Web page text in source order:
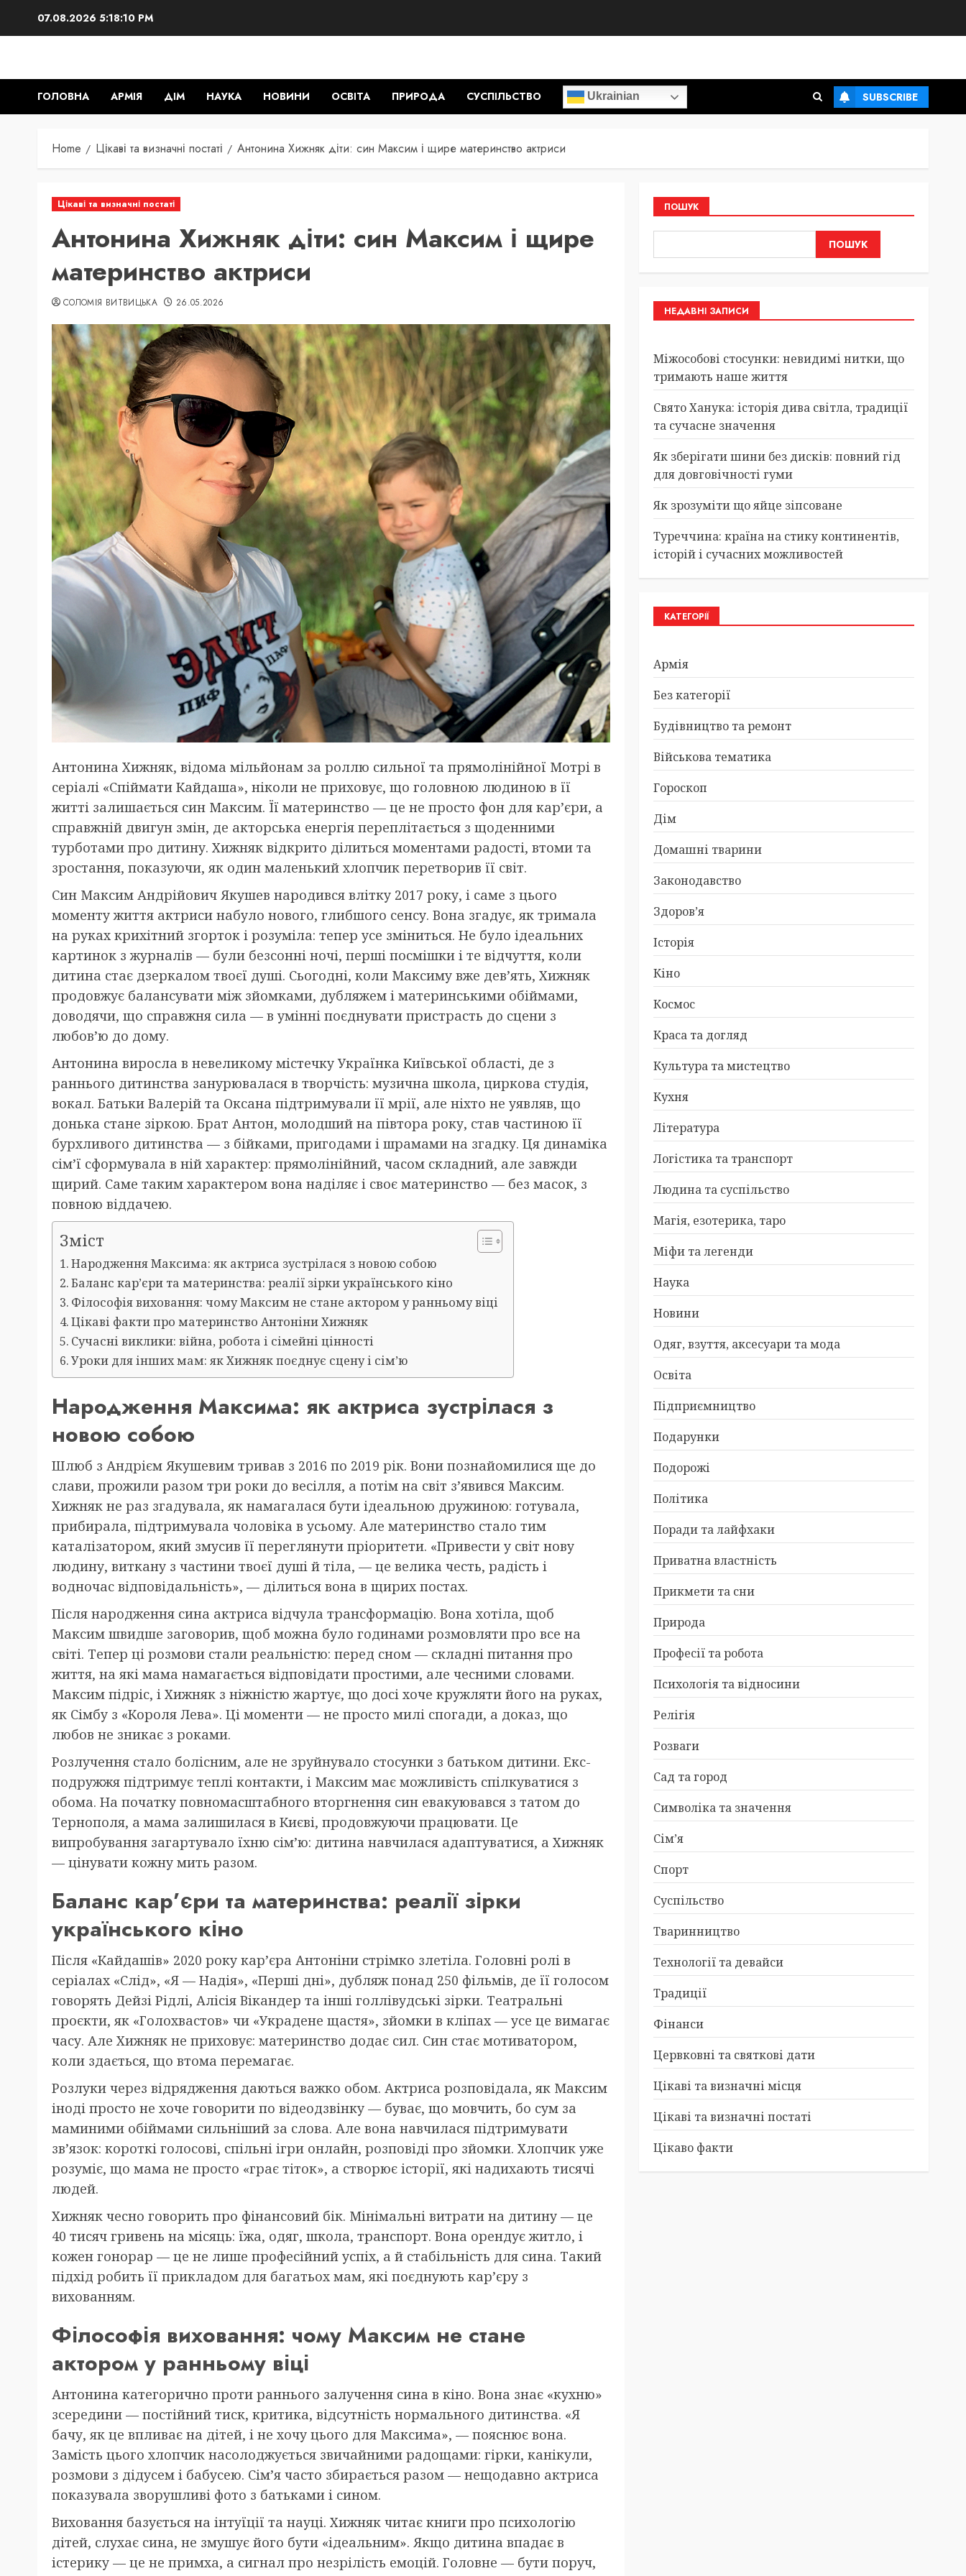
07.08.2026 5:18:11 PM
ГОЛОВНА АРМІЯ ДІМ НАУКА НОВИНИ ОСВІТА ПРИРОДА СУСПІЛЬСТВО Ukrainian SUBSCRIBE
Home Цікаві та визначні постаті Антонина Хижняк діти: син Максим і щире материнство актриси
Цікаві та визначні постаті
Антонина Хижняк діти: син Максим і щире
материнство актриси
СОЛОМІЯ ВИТВИЦЬКА 26.05.2026
Антонина Хижняк, відома мільйонам за роллю сильної та прямолінійної Мотрі в
серіалі «Спіймати Кайдаша», ніколи не приховує, що головною людиною в її
житті залишається син Максим. Її материнство — це не просто фон для кар’єри, а
справжній двигун змін, де акторська енергія переплітається з щоденними
турботами про дитину. Хижняк відкрито ділиться моментами радості, втоми та
зростання, показуючи, як один маленький хлопчик перетворив її світ.
Син Максим Андрійович Якушев народився влітку 2017 року, і саме з цього
моменту життя актриси набуло нового, глибшого сенсу. Вона згадує, як тримала
на руках крихітний згорток і розуміла: тепер усе зміниться. Не було ідеальних
картинок з журналів — були безсонні ночі, перші посмішки і те відчуття, коли
дитина стає дзеркалом твоєї душі. Сьогодні, коли Максиму вже дев’ять, Хижняк
продовжує балансувати між зйомками, дубляжем і материнськими обіймами,
доводячи, що справжня сила — в умінні поєднувати пристрасть до сцени з
любов’ю до дому.
Антонина виросла в невеликому містечку Українка Київської області, де з
раннього дитинства занурювалася в творчість: музична школа, циркова студія,
вокал. Батьки Валерій та Оксана підтримували її мрії, але ніхто не уявляв, що
донька стане зіркою. Брат Антон, молодший на півтора року, став частиною її
бурхливого дитинства — з бійками, пригодами і шрамами на згадку. Ця динаміка
сім’ї сформувала в ній характер: прямолінійний, часом складний, але завжди
щирий. Саме таким характером вона наділяє і своє материнство — без масок, з
повною віддачею.
Зміст
Народження Максима: як актриса зустрілася з новою собою
Баланс кар’єри та материнства: реалії зірки українського кіно
Філософія виховання: чому Максим не стане актором у ранньому віці
Цікаві факти про материнство Антоніни Хижняк
Сучасні виклики: війна, робота і сімейні цінності
Уроки для інших мам: як Хижняк поєднує сцену і сім’ю
Народження Максима: як актриса зустрілася з
новою собою
Шлюб з Андрієм Якушевим тривав з 2016 по 2019 рік. Вони познайомилися ще до
слави, прожили разом три роки до весілля, а потім на світ з’явився Максим.
Хижняк не раз згадувала, як намагалася бути ідеальною дружиною: готувала,
прибирала, підтримувала чоловіка в усьому. Але материнство стало тим
каталізатором, який змусив її переглянути пріоритети. «Привести у світ нову
людину, виткану з частини твоєї душі й тіла, — це велика честь, радість і
водночас відповідальність», — ділиться вона в щирих постах.
Після народження сина актриса відчула трансформацію. Вона хотіла, щоб
Максим швидше заговорив, щоб можна було годинами розмовляти про все на
світі. Тепер ці розмови стали реальністю: перед сном — складні питання про
життя, на які мама намагається відповідати простими, але чесними словами.
Максим підріс, і Хижняк з ніжністю жартує, що досі хоче кружляти його на руках,
як Сімбу з «Короля Лева». Ці моменти — не просто милі спогади, а доказ, що
любов не зникає з роками.
Розлучення стало болісним, але не зруйнувало стосунки з батьком дитини. Екс-
подружжя підтримує теплі контакти, і Максим має можливість спілкуватися з
обома. На початку повномасштабного вторгнення син евакуювався з татом до
Тернополя, а мама залишилася в Києві, продовжуючи працювати. Це
випробування загартувало їхню сім’ю: дитина навчилася адаптуватися, а Хижняк
— цінувати кожну мить разом.
Баланс кар’єри та материнства: реалії зірки
українського кіно
Після «Кайдашів» 2020 року кар’єра Антоніни стрімко злетіла. Головні ролі в
серіалах «Слід», «Я — Надія», «Перші дні», дубляж понад 250 фільмів, де її голосом
говорять Дейзі Рідлі, Алісія Вікандер та інші голлівудські зірки. Театральні
проєкти, як «Голохвастов» чи «Украдене щастя», зйомки в кліпах — усе це вимагає
часу. Але Хижняк не приховує: материнство додає сил. Син стає мотиватором,
коли здається, що втома перемагає.
Розлуки через відрядження даються важко обом. Актриса розповідала, як Максим
іноді просто не хоче говорити по відеодзвінку — буває, що мовчить, бо сум за
маминими обіймами сильніший за слова. Але вона навчилася підтримувати
зв’язок: короткі голосові, спільні ігри онлайн, розповіді про зйомки. Хлопчик уже
розуміє, що мама не просто «грає тіток», а створює історії, які надихають тисячі
людей.
Хижняк чесно говорить про фінансовий бік. Мінімальні витрати на дитину — це
40 тисяч гривень на місяць: їжа, одяг, школа, транспорт. Вона орендує житло, і
кожен гонорар — це не лише професійний успіх, а й стабільність для сина. Такий
підхід робить її прикладом для багатьох мам, які поєднують кар’єру з
вихованням.
Філософія виховання: чому Максим не стане
актором у ранньому віці
Антонина категорично проти раннього залучення сина в кіно. Вона знає «кухню»
зсередини — постійний тиск, критика, відсутність нормального дитинства. «Я
бачу, як це впливає на дітей, і не хочу цього для Максима», — пояснює вона.
Замість цього хлопчик насолоджується звичайними радощами: гірки, канікули,
розмови з дідусем і бабусею. Сім’я часто збирається разом — нещодавно актриса
показувала зворушливі фото з батьками і сином.
Виховання базується на інтуїції та науці. Хижняк читає книги про психологію
дітей, слухає сина, не змушує його бути «ідеальним». Якщо дитина впадає в
істерику — це не примха, а сигнал про незрілість емоцій. Головне — бути поруч,
ПОШУК
ПОШУК
НЕДАВНІ ЗАПИСИ
Міжособові стосунки: невидимі нитки, що
тримають наше життя
Свято Ханука: історія дива світла, традиції
та сучасне значення
Як зберігати шини без дисків: повний гід
для довговічності гуми
Як зрозуміти що яйце зіпсоване
Туреччина: країна на стику континентів,
історій і сучасних можливостей
КАТЕГОРІЇ
Армія
Без категорії
Будівництво та ремонт
Військова тематика
Гороскоп
Дім
Домашні тварини
Законодавство
Здоров’я
Історія
Кіно
Космос
Краса та догляд
Культура та мистецтво
Кухня
Література
Логістика та транспорт
Людина та суспільство
Магія, езотерика, таро
Міфи та легенди
Наука
Новини
Одяг, взуття, аксесуари та мода
Освіта
Підприємництво
Подарунки
Подорожі
Політика
Поради та лайфхаки
Приватна властність
Прикмети та сни
Природа
Професії та робота
Психологія та відносини
Релігія
Розваги
Сад та город
Символіка та значення
Сім’я
Спорт
Суспільство
Тваринництво
Технології та девайси
Традиції
Фінанси
Цервковні та святкові дати
Цікаві та визначні місця
Цікаві та визначні постаті
Цікаво факти